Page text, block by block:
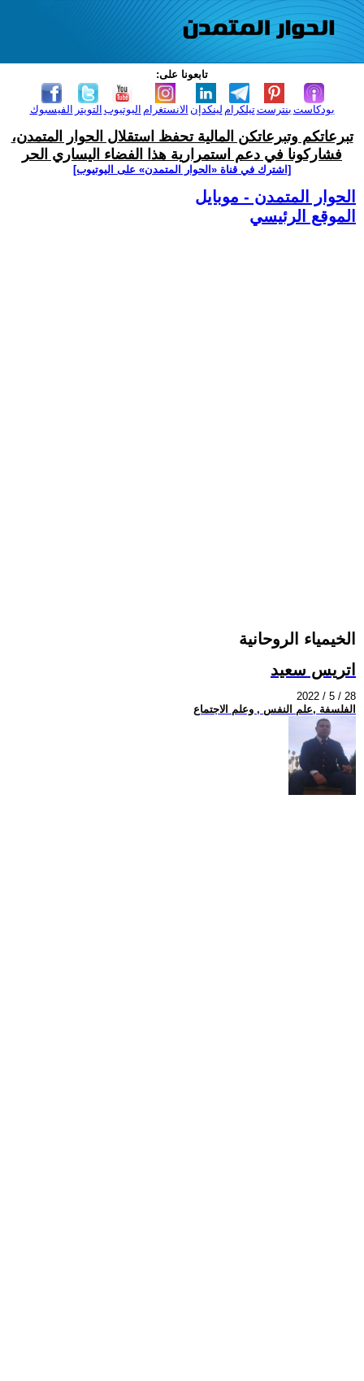
تابعونا على:
الفيسبوك التويتر اليوتيوب الانستغرام لينكدإن تيلكرامبنترست بودكاست
تبرعاتكم وتبرعاتكن المالية تحفظ استقلال الحوار المتمدن،
فشاركونا في دعم استمرارية هذا الفضاء اليساري الحر
[اشترك في قناة ‫«الحوار المتمدن» على اليوتيوب]
الحوار المتمدن - موبايل
الموقع الرئيسي
الخيمياء الروحانية
اتريس سعيد
2022 / 5 / 28
الفلسفة ,علم النفس , وعلم الاجتماع